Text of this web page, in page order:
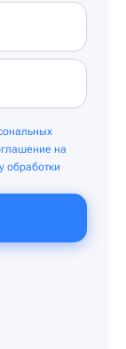
на
обработки